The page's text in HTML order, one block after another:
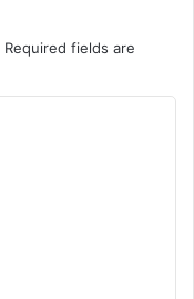
Required fields are